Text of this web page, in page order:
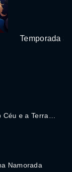
Temporada 3
Céu e a Terra…
Namorada